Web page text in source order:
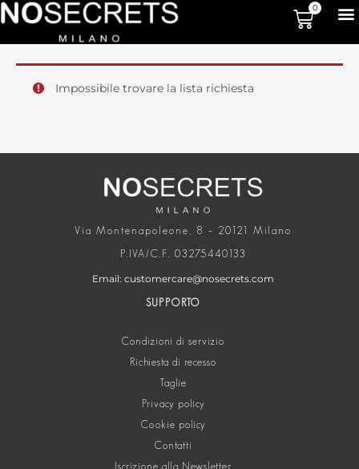
0
Impossibile trovare la lista richiesta
Via Montenapoleone, 8 – 20121 Milano
P.IVA/C.F. 03275440133
Email: customercare@nosecrets.com
SUPPORTO
Condizioni di servizio
Richiesta di recesso
Taglie
Privacy policy
Cookie policy
Contatti
Iscrizione alla Newsletter